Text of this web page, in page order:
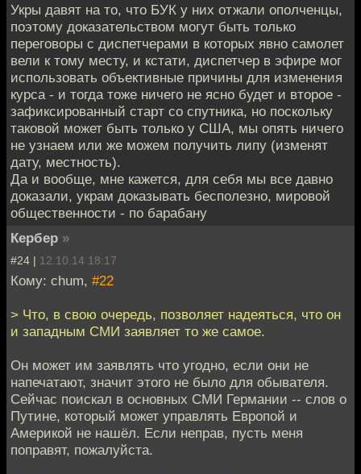
Укры давят на то, что БУК у них отжали ополченцы,
поэтому доказательством могут быть только
переговоры с диспетчерами в которых явно самолет
вели к тому месту, и кстати, диспетчер в эфире мог
использовать объективные причины для изменения
курса - и тогда тоже ничего не ясно будет и второе -
зафиксированный старт со спутника, но поскольку
таковой может быть только у США, мы опять ничего
не узнаем или же можем получить липу (изменят
дату, местность).
Да и вообще, мне кажется, для себя мы все давно
доказали, украм доказывать бесполезно, мировой
общественности - по барабану
Кербер »
#24 | 12.10.14 18:17
Кому: chum, #22
> Что, в свою очередь, позволяет надеяться, что он
и западным СМИ заявляет то же самое.
Он может им заявлять что угодно, если они не
напечатают, значит этого не было для обывателя.
Сейчас поискал в основных СМИ Германии -- слов о
Путине, который может управлять Европой и
Америкой не нашёл. Если неправ, пусть меня
поправят, пожалуйста.